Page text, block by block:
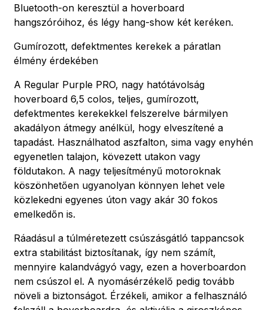
Bluetooth-on keresztül a hoverboard
hangszóróihoz, és légy hang-show két keréken.
Gumírozott, defektmentes kerekek a páratlan
élmény érdekében
A Regular Purple PRO, nagy hatótávolság
hoverboard 6,5 colos, teljes, gumírozott,
defektmentes kerekekkel felszerelve bármilyen
akadályon átmegy anélkül, hogy elveszítené a
tapadást. Használhatod aszfalton, sima vagy enyhén
egyenetlen talajon, kövezett utakon vagy
földutakon. A nagy teljesítményű motoroknak
köszönhetően ugyanolyan könnyen lehet vele
közlekedni egyenes úton vagy akár 30 fokos
emelkedőn is.
Ráadásul a túlméretezett csúszásgátló tappancsok
extra stabilitást biztosítanak, így nem számít,
mennyire kalandvágyó vagy, ezen a hoverboardon
nem csúszol el. A nyomásérzékelő pedig tovább
növeli a biztonságot. Érzékeli, amikor a felhasználó